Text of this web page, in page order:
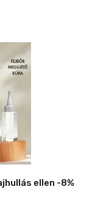
ellen -8%